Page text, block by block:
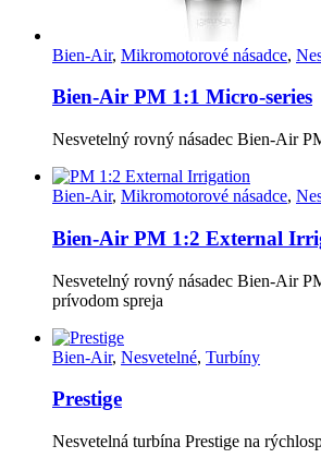
Bien-Air, Mikromotorové násadce,
Bien-Air PM 1:1 Micro-series
Nesvetelný rovný násadec Bien-Air
Bien-Air, Mikromotorové násadce,
Bien-Air PM 1:2 External
Nesvetelný rovný násadec Bien-Air
prívodom spreja
Bien-Air, Nesvetelné, Turbíny
Prestige
Nesvetelná turbína Prestige na